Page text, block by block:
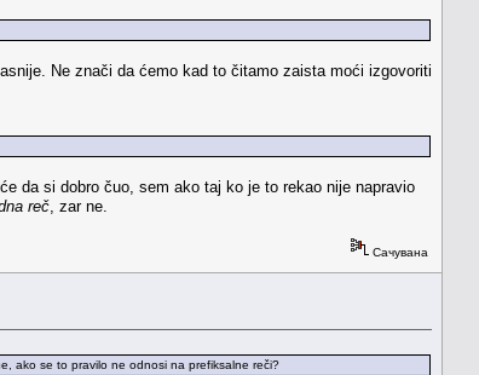
Ne znači da ćemo kad to čitamo zaista moći izgovoriti
da si dobro čuo, sem ako taj ko je to rekao nije napravio
reč , zar ne.
Сачувана
ako se to pravilo ne odnosi na prefiksalne reči?